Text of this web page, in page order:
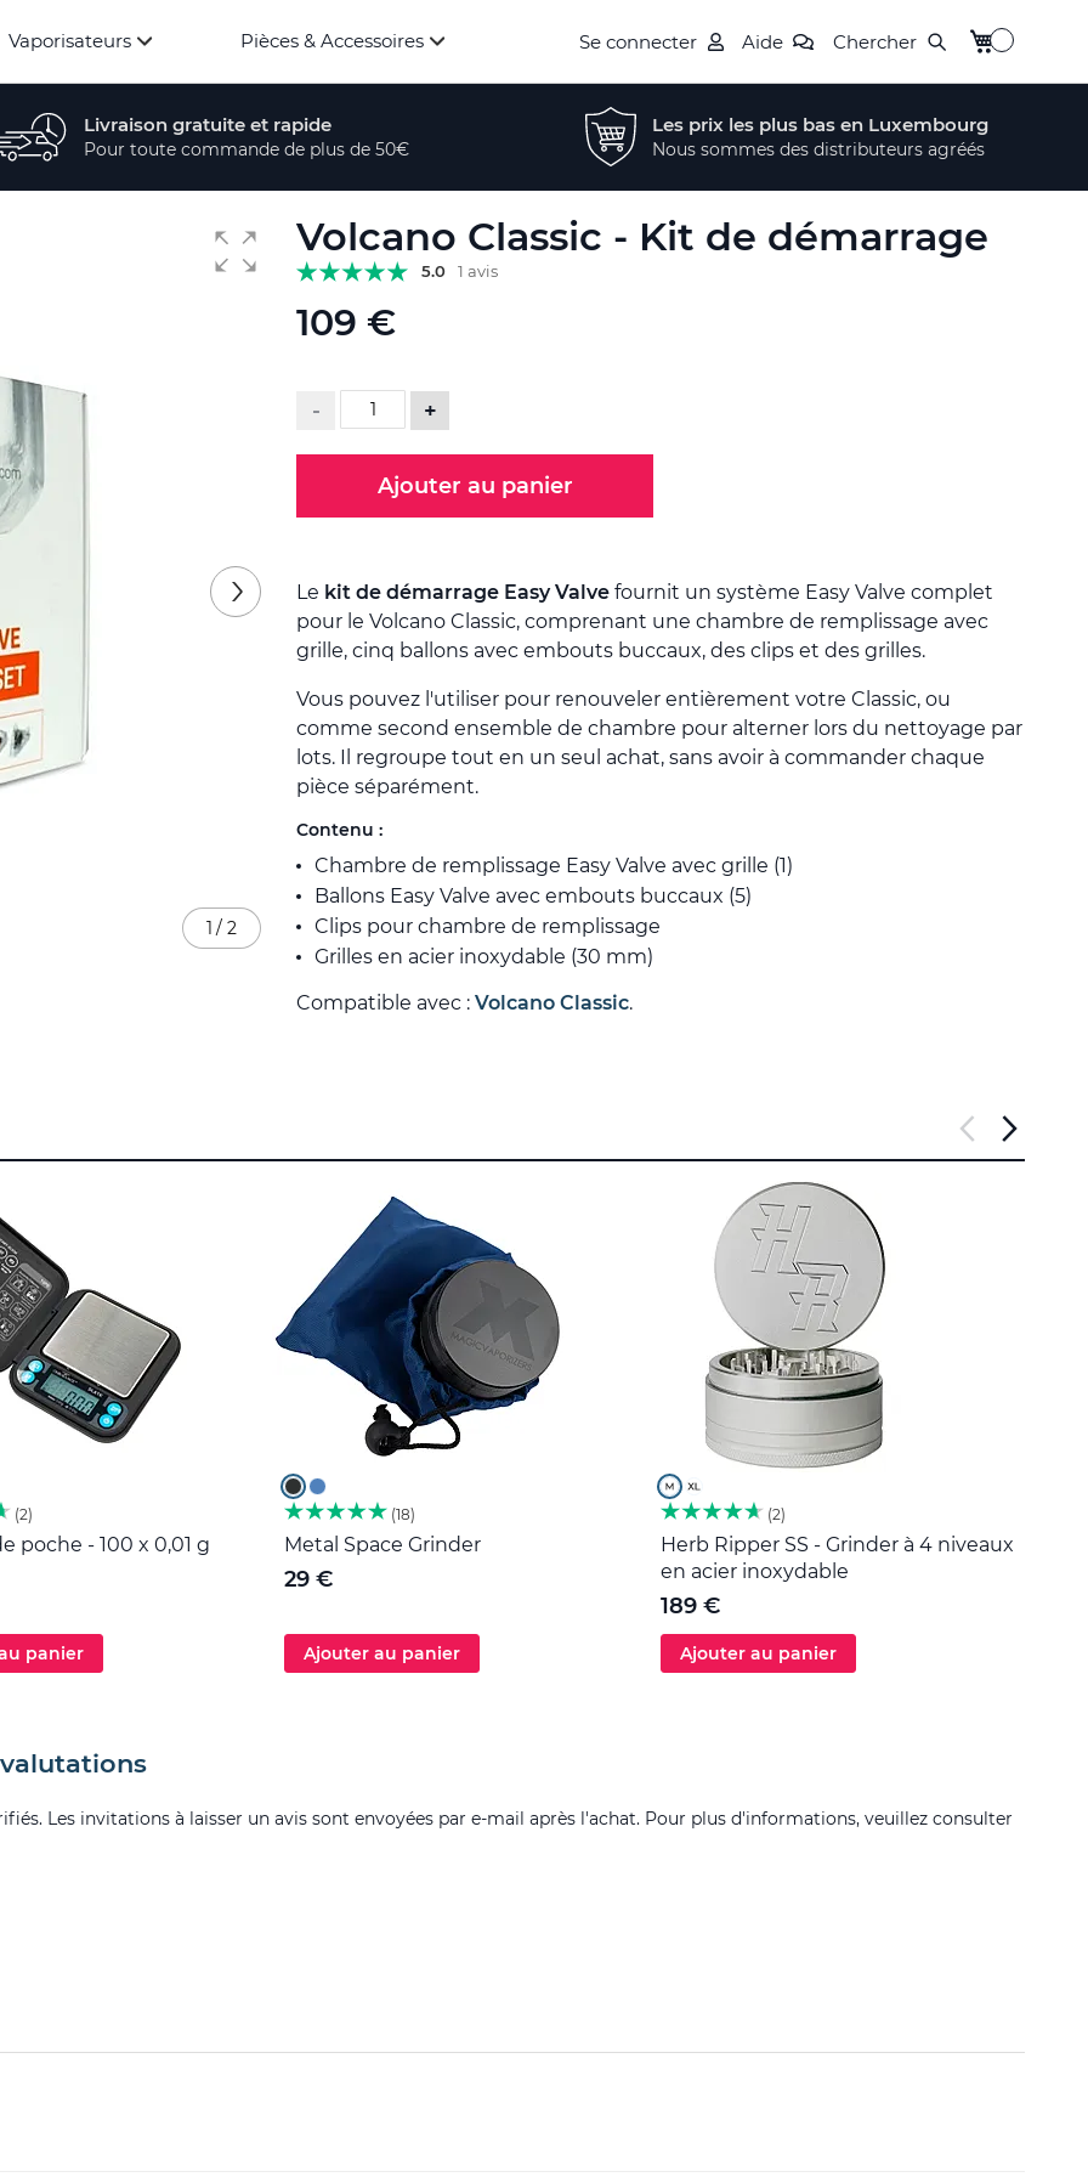
Vaporisateurs Pièces & Accessoires Se connecter Aide Chercher Mon panier
Livraison gratuite et rapide
Pour toute commande de plus de 50€
Les prix les plus bas en Luxembourg
Nous sommes des distributeurs agréés
Volcano Classic - Kit de démarrage
5.0 1 avis
109 €
- +
Ajouter au panier
Le kit de démarrage Easy Valve fournit un système Easy Valve complet
pour le Volcano Classic, comprenant une chambre de remplissage avec
grille, cinq ballons avec embouts buccaux, des clips et des grilles.
Vous pouvez l'utiliser pour renouveler entièrement votre Classic, ou
comme second ensemble de chambre pour alterner lors du nettoyage par
lots. Il regroupe tout en un seul achat, sans avoir à commander chaque
pièce séparément.
Contenu :
Chambre de remplissage Easy Valve avec grille (1)
Ballons Easy Valve avec embouts buccaux (5)
Clips pour chambre de remplissage
Grilles en acier inoxydable (30 mm)
Compatible avec : Volcano Classic.
1 / 2
2
poche - 100 x 0,01 g
panier
18
Metal Space Grinder
29 €
Ajouter au panier
2
Herb Ripper SS - Grinder à 4 niveaux
en acier inoxydable
189 €
Ajouter au panier
Les invitations à laisser un avis sont envoyées par e-mail après l'achat. Pour plus d'informations, veuillez consulter